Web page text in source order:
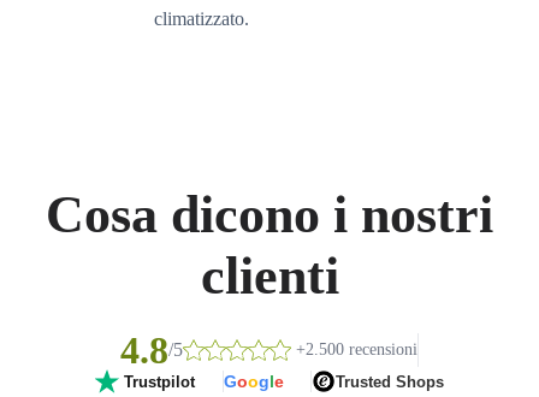
climatizzato.
Cosa dicono i nostri
clienti
4.8/5 +2.500 recensioni
Trustpilot Google Trusted Shops